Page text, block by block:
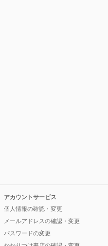
アカウントサービス
個人情報の確認・変更
メールアドレスの確認・変更
パスワードの変更